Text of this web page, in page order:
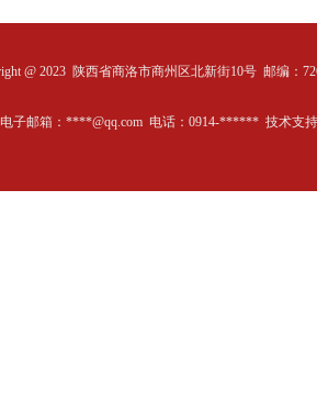
@ 2023 陕西省商洛市商州区北新街10号 邮编：
电子邮箱：****@qq.com 电话：0914-****** 技术支持